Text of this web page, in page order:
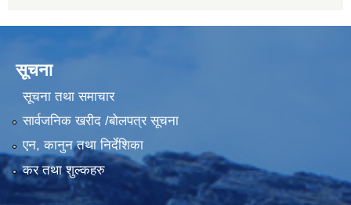
सूचना
सूचना तथा समाचार
सार्वजनिक खरीद /बोलपत्र सूचना
एन, कानुन तथा निर्देशिका
कर तथा शुल्कहरु